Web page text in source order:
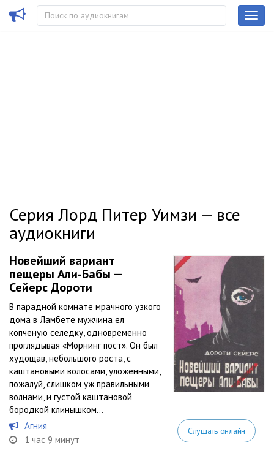
Серия Лорд Питер Уимзи — все
аудиокниги
Новейший вариант
пещеры Али-Бабы —
Сейерс Дороти
В парадной комнате мрачного узкого
дома в Ламбете мужчина ел
копченую селедку, одновременно
проглядывая «Морнинг пост». Он был
худощав, небольшого роста, с
каштановыми волосами, уложенными,
пожалуй, слишком уж правильными
волнами, и густой каштановой
бородкой клинышком…
Агния
1 час 9 минут
Слушать онлайн